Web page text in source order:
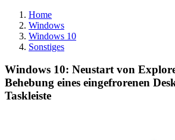
Home
Windows
Windows 10
Sonstiges
Windows 10: Neustart von
Behebung eines eingefrorenen
Taskleiste